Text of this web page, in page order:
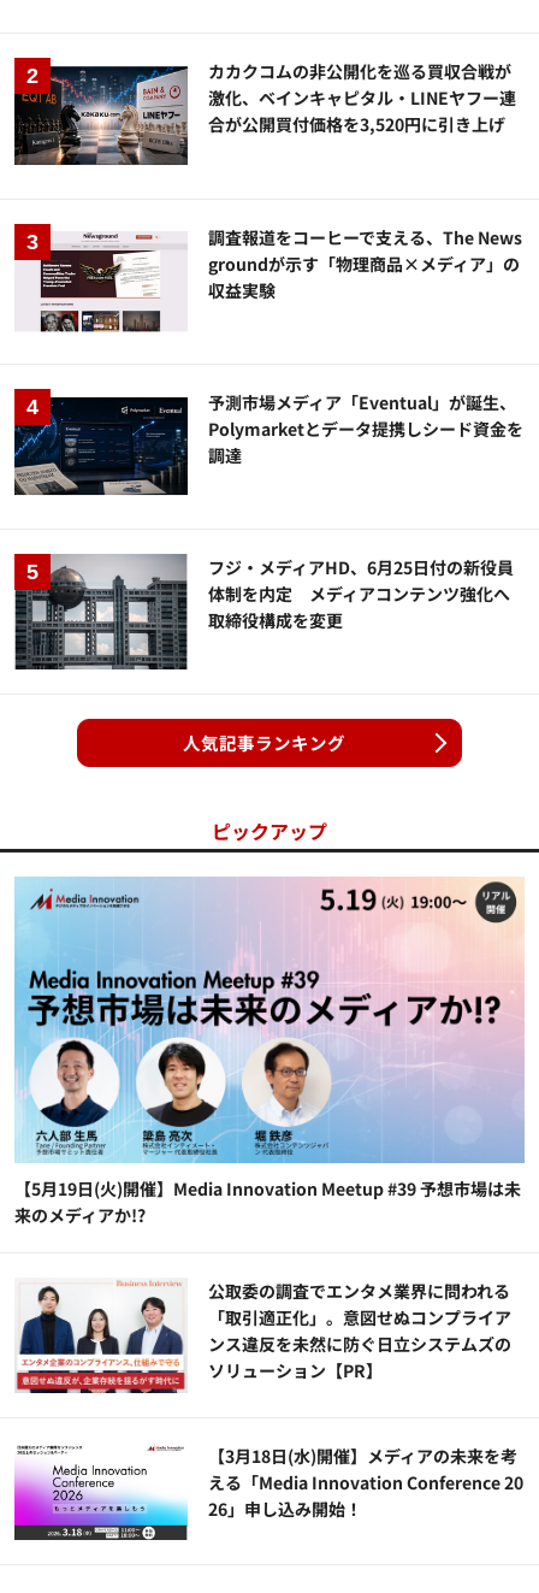
カカクコムの非公開化を巡る買収合戦が
激化、ベインキャピタル・LINEヤフー連
合が公開買付価格を3,520円に引き上げ
調査報道をコーヒーで支える、The News
groundが示す「物理商品×メディア」の
収益実験
予測市場メディア「Eventual」が誕生、
Polymarketとデータ提携しシード資金を
調達
フジ・メディアHD、6月25日付の新役員
体制を内定 メディアコンテンツ強化へ
取締役構成を変更
人気記事ランキング
ピックアップ
【5月19日(火)開催】Media Innovation Meetup #39 予想市場は未
来のメディアか!?
公​​取委の調査でエンタメ業界に問われる
「取引適正化」。意図せぬコンプライア
ンス違反を未然に防ぐ日立システムズの
ソリューション​【PR】
【3月18日(水)開催】メディアの未来を考
える「Media Innovation Conference 20
26」申し込み開始！